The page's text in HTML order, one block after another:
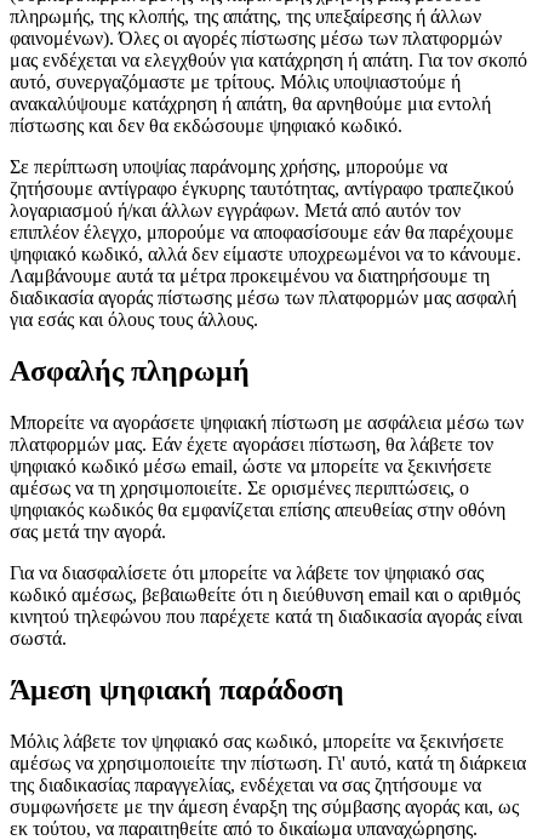
πληρωμής, της κλοπής, της απάτης, της υπεξαίρεσης ή άλλων
φαινομένων). Όλες οι αγορές πίστωσης μέσω των πλατφορμών
μας ενδέχεται να ελεγχθούν για κατάχρηση ή απάτη. Για τον σκοπό
αυτό, συνεργαζόμαστε με τρίτους. Μόλις υποψιαστούμε ή
ανακαλύψουμε κατάχρηση ή απάτη, θα αρνηθούμε μια εντολή
πίστωσης και δεν θα εκδώσουμε ψηφιακό κωδικό.
Σε περίπτωση υποψίας παράνομης χρήσης, μπορούμε να
ζητήσουμε αντίγραφο έγκυρης ταυτότητας, αντίγραφο τραπεζικού
λογαριασμού ή/και άλλων εγγράφων. Μετά από αυτόν τον
επιπλέον έλεγχο, μπορούμε να αποφασίσουμε εάν θα παρέχουμε
ψηφιακό κωδικό, αλλά δεν είμαστε υποχρεωμένοι να το κάνουμε.
Λαμβάνουμε αυτά τα μέτρα προκειμένου να διατηρήσουμε τη
διαδικασία αγοράς πίστωσης μέσω των πλατφορμών μας ασφαλή
για εσάς και όλους τους άλλους.
Ασφαλής πληρωμή
Μπορείτε να αγοράσετε ψηφιακή πίστωση με ασφάλεια μέσω των
πλατφορμών μας. Εάν έχετε αγοράσει πίστωση, θα λάβετε τον
ψηφιακό κωδικό μέσω email, ώστε να μπορείτε να ξεκινήσετε
αμέσως να τη χρησιμοποιείτε. Σε ορισμένες περιπτώσεις, ο
ψηφιακός κωδικός θα εμφανίζεται επίσης απευθείας στην οθόνη
σας μετά την αγορά.
Για να διασφαλίσετε ότι μπορείτε να λάβετε τον ψηφιακό σας
κωδικό αμέσως, βεβαιωθείτε ότι η διεύθυνση email και ο αριθμός
κινητού τηλεφώνου που παρέχετε κατά τη διαδικασία αγοράς είναι
σωστά.
Άμεση ψηφιακή παράδοση
Μόλις λάβετε τον ψηφιακό σας κωδικό, μπορείτε να ξεκινήσετε
αμέσως να χρησιμοποιείτε την πίστωση. Γι' αυτό, κατά τη διάρκεια
της διαδικασίας παραγγελίας, ενδέχεται να σας ζητήσουμε να
συμφωνήσετε με την άμεση έναρξη της σύμβασης αγοράς και, ως
εκ τούτου, να παραιτηθείτε από το δικαίωμα υπαναχώρησης.